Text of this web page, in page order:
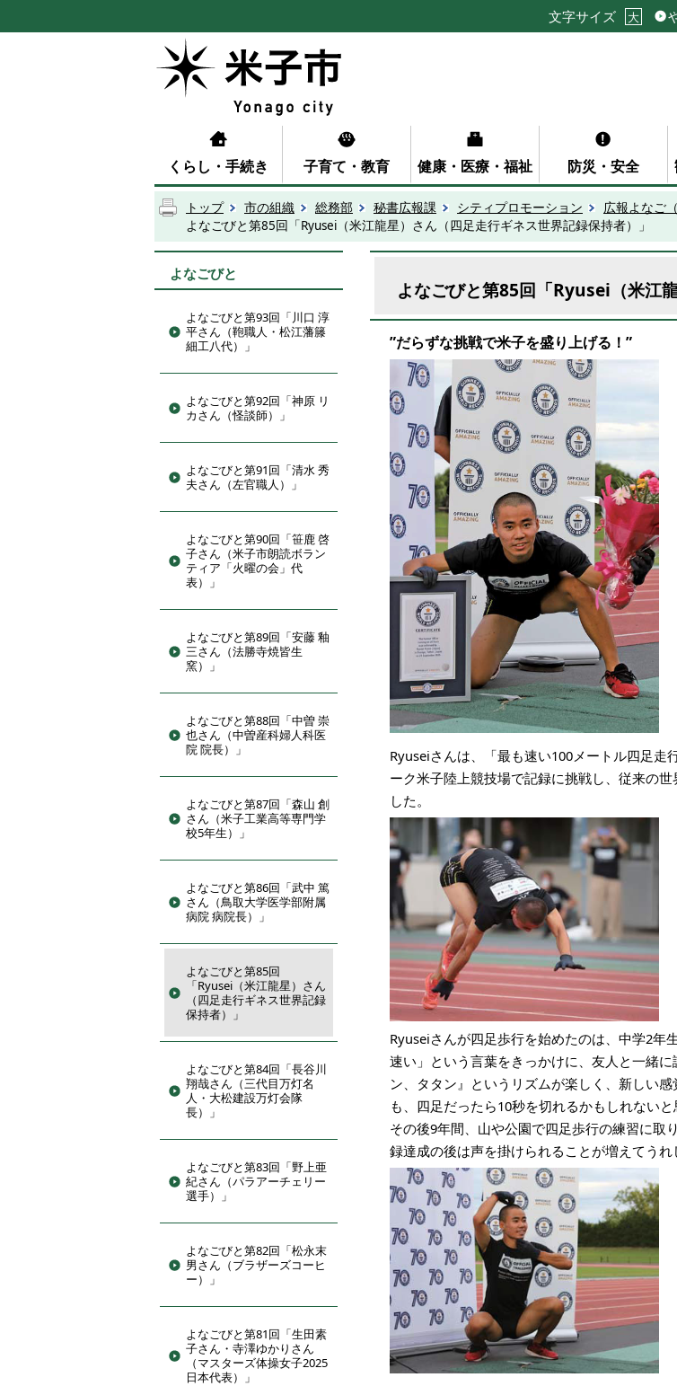
文字サイズ 大
くらし・手続き 子育て・教育 健康・医療・福祉 防災・安全
トップ 市の組織 総務部 秘書広報課 シティプロモーション 広報よなご
よなごびと第85回「Ryusei（米江龍星）さん（四足走行ギネス世界記録保持者）」
よなごびと
よなごびと第93回「川口 淳
平さん（鞄職人・松江藩籐
細工八代）」
よなごびと第92回「神原 リ
カさん（怪談師）」
よなごびと第91回「清水 秀
夫さん（左官職人）」
よなごびと第90回「笹鹿 啓
子さん（米子市朗読ボラン
ティア「火曜の会」代
表）」
よなごびと第89回「安藤 釉
三さん（法勝寺焼皆生
窯）」
よなごびと第88回「中曽 崇
也さん（中曽産科婦人科医
院 院長）」
よなごびと第87回「森山 創
さん（米子工業高等専門学
校5年生）」
よなごびと第86回「武中 篤
さん（鳥取大学医学部附属
病院 病院長）」
よなごびと第85回
「Ryusei（米江龍星）さん
（四足走行ギネス世界記録
保持者）」
よなごびと第84回「長谷川
翔哉さん（三代目万灯名
人・大松建設万灯会隊
長）」
よなごびと第83回「野上亜
紀さん（パラアーチェリー
選手）」
よなごびと第82回「松永末
男さん（ブラザーズコーヒ
ー）」
よなごびと第81回「生田素
子さん・寺澤ゆかりさん
（マスターズ体操女子2025
日本代表）」
よなごびと第85回「Ryusei（米江
”だらずな挑戦で米子を盛り上げる！ ”
Ryuseiさんは、「最も速い100メートル四足
ーク米子陸上競技場で記録に挑戦し、従来の
した。
Ryuseiさんが四足歩行を始めたのは、中学2年
速い」という言葉をきっかけに、友人と一緒
ン、タタン』というリズムが楽しく、新しい
も、四足だったら10秒を切れるかもしれない
その後9年間、山や公園で四足歩行の練習に取
録達成の後は声を掛けられることが増えてうれ